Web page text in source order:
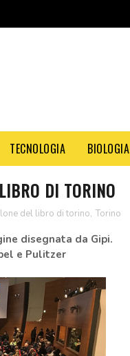
TECNOLOGIA BIOLOGIA
DI TORINO
del libro di torino, Torino
disegnata da Gipi.
e Pulitzer